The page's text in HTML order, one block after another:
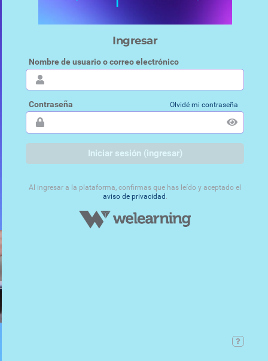
Ingresar
Nombre de usuario o correo electrónico
Contraseña Olvidé mi contraseña
Iniciar sesión (ingresar)
Al ingresar a la plataforma, confirmas que has leído y aceptado el
aviso de privacidad